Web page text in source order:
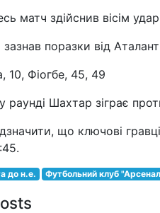
матч здійснив вісім
поразки від
10, Фіогбе, 45, 49
раунді Шахтар зіграє
що ключові
до н.е. Футбольний клуб